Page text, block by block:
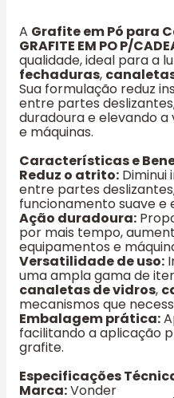
A Grafite em Pó para
GRAFITE EM PO P/
qualidade, ideal para a
fechaduras,
Sua formulação reduz
entre partes
duradoura e elevando
e máquinas.
Características e
Reduz o atrito:
entre partes
funcionamento suave e
Ação duradoura:
por mais tempo,
equipamentos e
Versatilidade de uso:
uma ampla gama de
canaletas de vidros,
mecanismos que
Embalagem prática:
facilitando a aplicação
grafite.
Especificações
Marca:Vonder